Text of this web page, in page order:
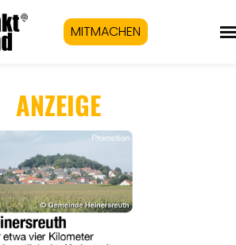
MITMACHEN
ANZEIGE